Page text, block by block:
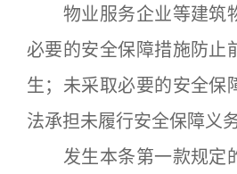
物业服务企业等建筑
必要的安全保障措施防止
生；未采取必要的安全保
法承担未履行安全保障义
发生本条第一款规定